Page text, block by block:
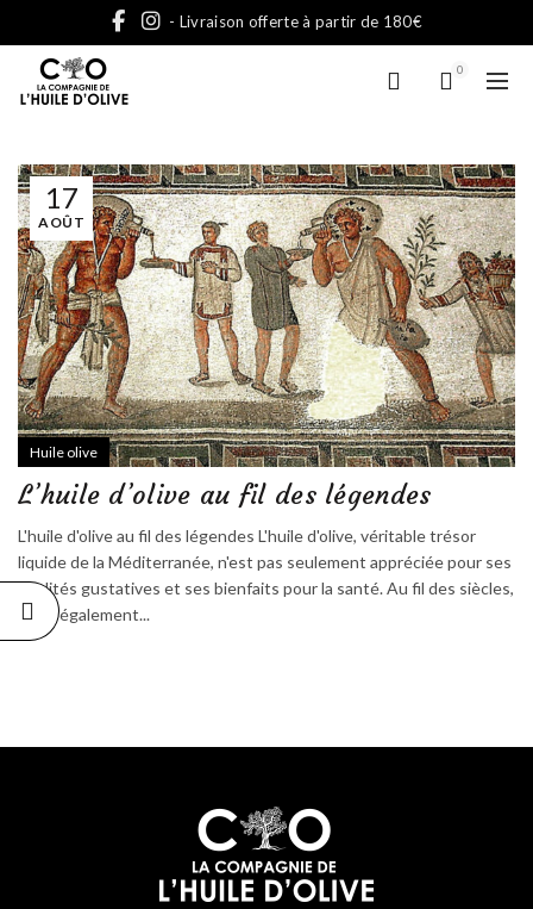
- Livraison offerte à partir de 180€
0
17
AOÛT
Huile olive
L’huile d’olive au fil des légendes
L'huile d'olive au fil des légendes L'huile d'olive, véritable trésor
liquide de la Méditerranée, n'est pas seulement appréciée pour ses
qualités gustatives et ses bienfaits pour la santé. Au fil des siècles,
elle a également...